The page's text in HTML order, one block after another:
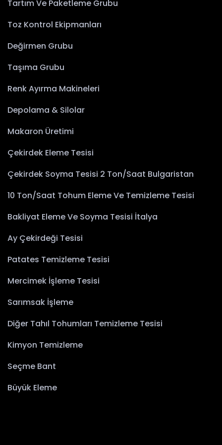
Tartım Ve Paketleme Grubu
Toz Kontrol Ekipmanları
Değirmen Grubu
Taşıma Grubu
Renk Ayırma Makineleri
Depolama & Silolar
Makaron Üretimi
Çekirdek Eleme Tesisi
Çekirdek Soyma Tesisi 2 Ton/Saat Bulgaristan
10 Ton/saat Tohum Eleme Ve Temizleme Tesisi
Bakliyat Eleme Ve Soyma Tesisi İtalya
Ay Çekirdeği Tesisi
Patates Temizleme Tesisi
Mercimek İşleme Tesisi
Sarımsak İşleme
Diğer Tahıl Tohumları Temizleme Tesisi
Kimyon Temizleme
Seçme Bant
Büyük Eleme